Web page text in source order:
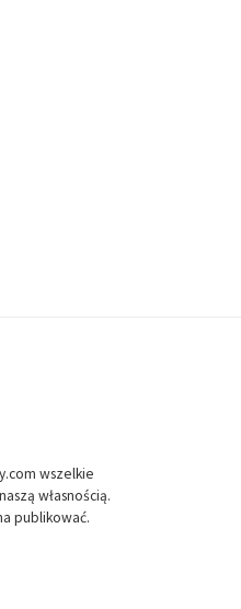
wszelkie
własnością.
publikować.